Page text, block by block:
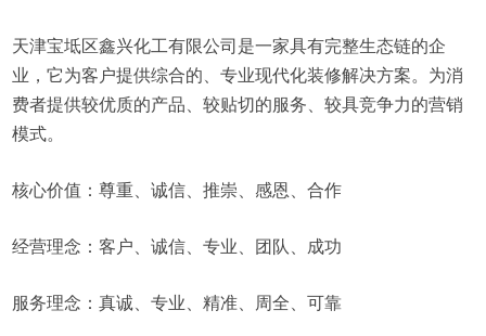
天津宝坻区鑫兴化工有限公司是一家具有完整生态链的企
业，它为客户提供综合的、专业现代化装修解决方案。为消
费者提供较优质的产品、较贴切的服务、较具竞争力的营销
模式。
核心价值：尊重、诚信、推崇、感恩、合作
经营理念：客户、诚信、专业、团队、成功
服务理念：真诚、专业、精准、周全、可靠